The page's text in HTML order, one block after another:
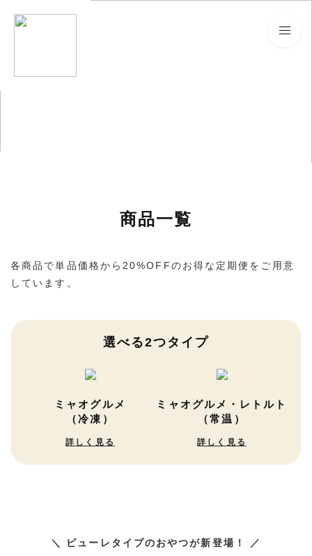
商品一覧
各商品で単品価格から20%OFFのお得な定期便をご用意
しています。
選べる2つタイプ
ミャオグルメ
（冷凍）
詳しく見る
ミャオグルメ・レトルト
（常温）
詳しく見る
＼ ピューレタイプのおやつが新登場！ ／